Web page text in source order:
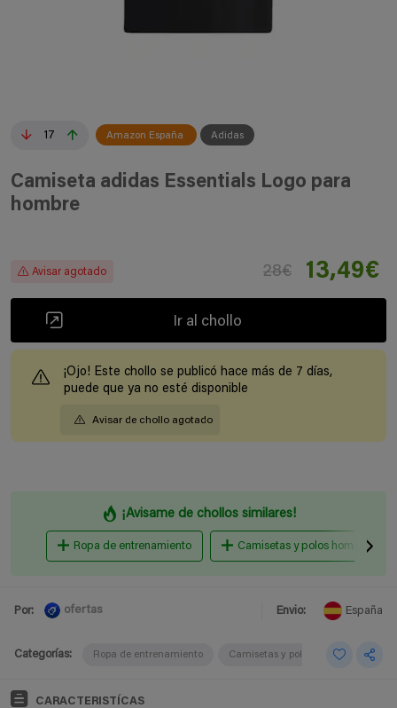
17 Amazon España Adidas
Camiseta adidas Essentials Logo para
hombre
Avisar agotado 28€ 13,49€
Ir al chollo
¡Ojo! Este chollo se publicó hace más de 7 días,
puede que ya no esté disponible
Avisar de chollo agotado
¡Avisame de chollos similares!
Ropa de entrenamiento Camisetas y polos hombre
Por: ofertas Envio: España
Categorías: Ropa de entrenamiento Camisetas y polos hombre
CARACTERISTÍCAS